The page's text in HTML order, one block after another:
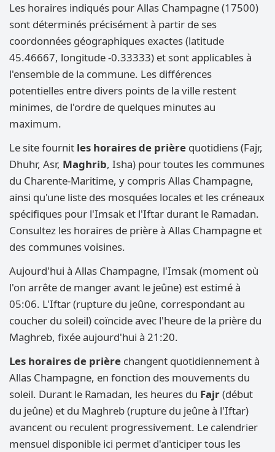
Les horaires indiqués pour Allas Champagne (17500)
sont déterminés précisément à partir de ses
coordonnées géographiques exactes (latitude
45.46667, longitude -0.33333) et sont applicables à
l'ensemble de la commune. Les différences
potentielles entre divers points de la ville restent
minimes, de l'ordre de quelques minutes au
maximum.
Le site fournit les horaires de prière quotidiens (Fajr,
Dhuhr, Asr, Maghrib, Isha) pour toutes les communes
du Charente-Maritime, y compris Allas Champagne,
ainsi qu'une liste des mosquées locales et les créneaux
spécifiques pour l'Imsak et l'Iftar durant le Ramadan.
Consultez les horaires de prière à Allas Champagne et
des communes voisines.
Aujourd'hui à Allas Champagne, l'Imsak (moment où
l'on arrête de manger avant le jeûne) est estimé à
05:06. L'Iftar (rupture du jeûne, correspondant au
coucher du soleil) coïncide avec l'heure de la prière du
Maghreb, fixée aujourd'hui à 21:20.
Les horaires de prière changent quotidiennement à
Allas Champagne, en fonction des mouvements du
soleil. Durant le Ramadan, les heures du Fajr(début
du jeûne) et du Maghreb (rupture du jeûne à l'Iftar)
avancent ou reculent progressivement. Le calendrier
mensuel disponible ici permet d'anticiper tous les